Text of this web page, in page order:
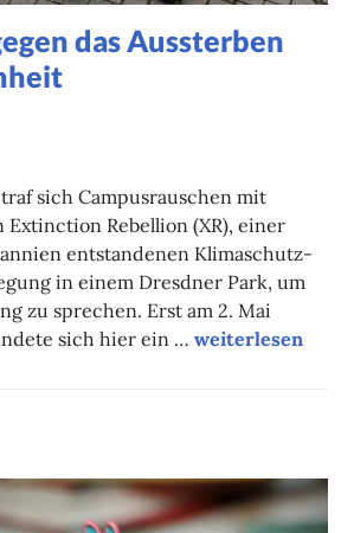
das Aussterben
sich Campusrauschen mit
Extinction Rebellion (XR), einer
entstandenen Klimaschutz-
in einem Dresdner Park, um
zu sprechen. Erst am 2. Mai
sich hier ein …Rebellion gegen
weiterlesen